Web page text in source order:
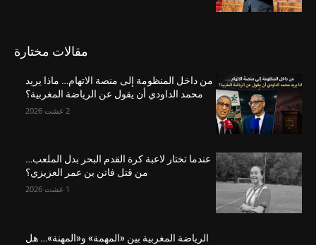
مقالات مختارة
من داخل المنظومة إلى منصة الاتهام… ماذا يريد
محمد الداودي أن يقول عن الرياضة المغربية؟
2 غشت 2026
عندما تختار لاعبة كرة القدم البحر بدل الملعب…
من قتل فاتن بن عمر العزيزي؟
1 غشت 2026
الرياضة المغربية بين «المهمة» و«المهنة»… هل